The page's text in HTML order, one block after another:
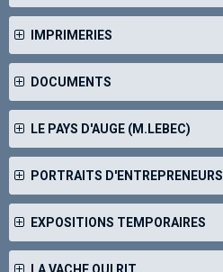
IMPRIMERIES
DOCUMENTS
LE PAYS D'AUGE (M.LEBEC)
PORTRAITS D'ENTREPRENEURS
EXPOSITIONS TEMPORAIRES